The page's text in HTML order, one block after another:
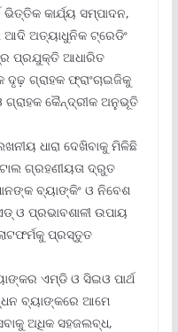
ଭିତ୍ତିକ କାର୍ଯ୍ୟ ସମ୍ପାଦନ,
ଆଦି ଅତ୍ୟାଧୁନିକ ଟ୍ରେଡିଂ
ପ୍ରଯୁକ୍ତି ଆଧାରିତ
ଗ୍ରାହକ ଫ୍ରାଂଚାଇଜିକୁ
କୈନ୍ଦ୍ରୀକ ଅନୁଭୂତି
ଧାରା ଦେଖିବାକୁ ମିଳିଛି
ଗ୍ରହଣୀୟତା ଦ୍ରୁତ
ବ୍ୟାଙ୍କିଂ ଓ ନିବେଶ
ଓ ପ୍ରଭାବଶାଳୀ ଉପାୟ
ପ୍ରସ୍ତୁତ
ଏମ୍‌ଡି ଓ ସିଇଓ ପାର୍ଥ
ବ୍ୟାଙ୍କରେ ଆମେ
ଅଧିକ ସହଜଲବ୍ଧ,